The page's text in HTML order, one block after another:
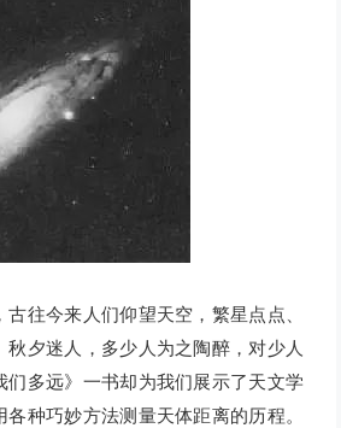
往今来人们仰望天空，繁星点点、
秋夕迷人，多少人为之陶醉，对少人
们多远》一书却为我们展示了天文学
种巧妙方法测量天体距离的历程。